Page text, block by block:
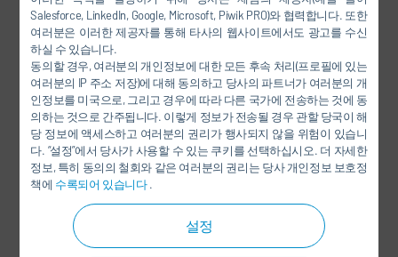
Salesforce, LinkedIn, Google, Microsoft, Piwik PRO)와 협력합니다. 또한
여러분은 이러한 제공자를 통해 타사의 웹사이트에서도 광고를 수신
하실 수 있습니다.
동의할 경우, 여러분의 개인정보에 대한 모든 후속 처리(프로필에 있는
여러분의 IP 주소 저장)에 대해 동의하고 당사의 파트너가 여러분의 개
인정보를 미국으로, 그리고 경우에 따라 다른 국가에 전송하는 것에 동
의하는 것으로 간주됩니다. 이렇게 정보가 전송될 경우 관할 당국이 해
당 정보에 액세스하고 여러분의 권리가 행사되지 않을 위험이 있습니
다. “설정”에서 당사가 사용할 수 있는 쿠키를 선택하십시오. 더 자세한
정보, 특히 동의의 철회와 같은 여러분의 권리는 당사 개인정보 보호정
책에 수록되어 있습니다.
설정
당사와 연결하십시오.
FACEBOOK
YOUTUBE
LINKEDIN
INSTAGRAM
SOCIAL MEDIA